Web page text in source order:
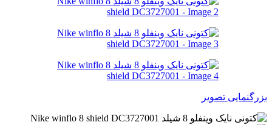
بزرگنمایی تصویر